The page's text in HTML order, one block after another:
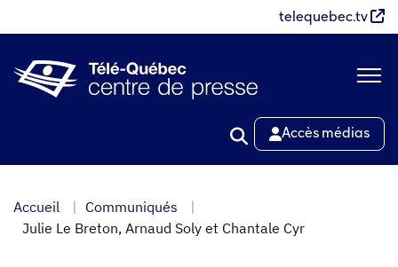
au
principal
telequebec.tv
Accès médias
Accueil
Communiqués
Julie Le Breton, Arnaud Soly et Chantale Cyr